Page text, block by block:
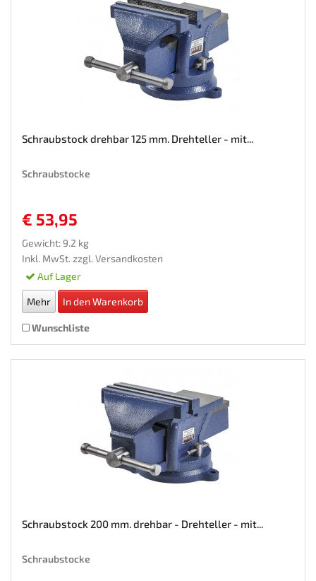
Schraubstock drehbar 125 mm. Drehteller - mit...
Schraubstocke
€ 53,95
Gewicht: 9.2 kg
Inkl. MwSt. zzgl. Versandkosten
Auf Lager
Mehr In den Warenkorb
Wunschliste
Schraubstock 200 mm. drehbar - Drehteller - mit...
Schraubstocke